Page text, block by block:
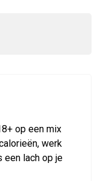
op een mix
werk
een lach op je